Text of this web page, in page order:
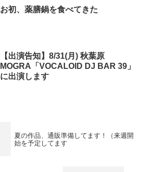
お初、薬膳鍋を食べてきた
【出演告知】8/31(月) 秋葉原
MOGRA「VOCALOID DJ BAR 39」
に出演します
夏の作品、通販準備してます！（来週開
始を予定してます